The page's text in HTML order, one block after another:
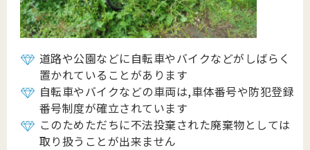
道路や公園などに自転車やバイクなどがしばらく
置かれていることがあります
自転車やバイクなどの車両は,車体番号や防犯登録
番号制度が確立されています
このためただちに不法投棄された廃棄物としては
取り扱うことが出来ません